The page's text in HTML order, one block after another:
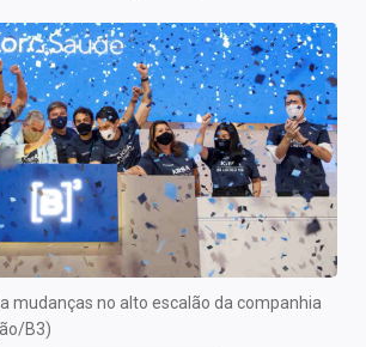
mudanças no alto escalão da companhia
B3)